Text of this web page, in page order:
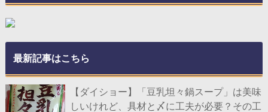
最新記事はこちら
【ダイショー】「豆乳坦々鍋スープ」は美味
しいけれど、具材と〆に工夫が必要？その工